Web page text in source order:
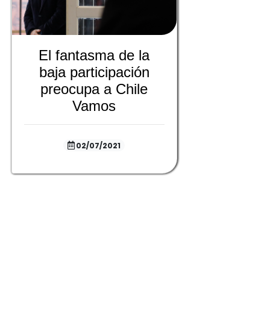
El fantasma de la
baja participación
preocupa a Chile
Vamos
02/07/2021